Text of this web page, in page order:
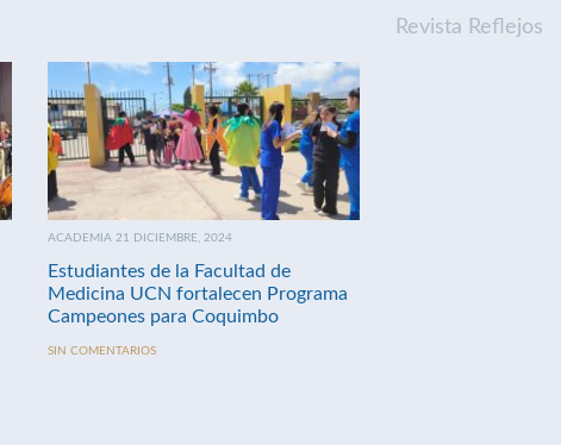
ACADEMIA 21 DICIEMBRE, 2024
Estudiantes de la Facultad de
Medicina UCN fortalecen Programa
Campeones para Coquimbo
SIN COMENTARIOS
Revista Reflejos